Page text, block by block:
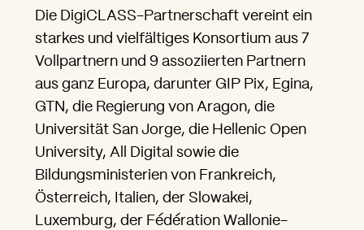
Die DigiCLASS-Partnerschaft vereint ein
starkes und vielfältiges Konsortium aus 7
Vollpartnern und 9 assoziierten Partnern
aus ganz Europa, darunter GIP Pix, Egina,
GTN, die Regierung von Aragon, die
Universität San Jorge, die Hellenic Open
University, All Digital sowie die
Bildungsministerien von Frankreich,
Österreich, Italien, der Slowakei,
Luxemburg, der Fédération Wallonie-